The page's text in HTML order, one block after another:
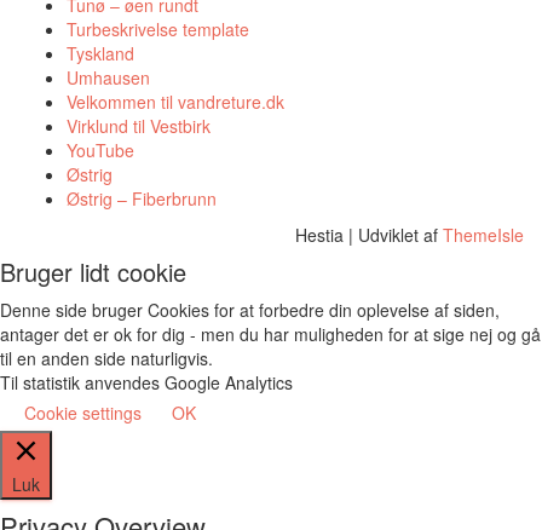
Tunø – øen rundt
Turbeskrivelse template
Tyskland
Umhausen
Velkommen til vandreture.dk
Virklund til Vestbirk
YouTube
Østrig
Østrig – Fiberbrunn
Hestia | Udviklet af ThemeIsle
Bruger lidt cookie
Denne side bruger Cookies for at forbedre din oplevelse af siden,
antager det er ok for dig - men du har muligheden for at sige nej og gå
til en anden side naturligvis.
Til statistik anvendes Google Analytics
Cookie settings
OK
Luk